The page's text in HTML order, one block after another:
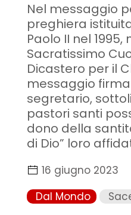
Nel messaggio
preghiera
Paolo II nel
Sacratissimo
Dicastero per il
messaggio
segretario,
pastori santi
dono della
di Dio” loro
16 giugno 2023
Dal Mondo